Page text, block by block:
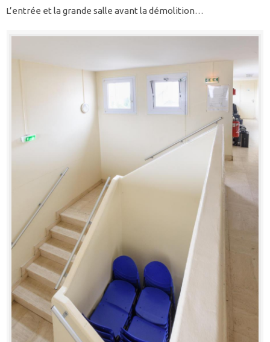
L’entrée et la grande salle avant la démolition…